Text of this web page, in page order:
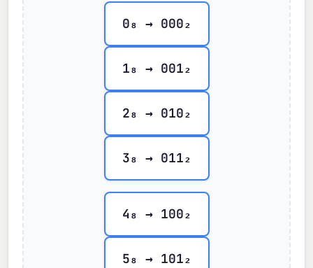
0₈ → 000₂
1₈ → 001₂
2₈ → 010₂
3₈ → 011₂
4₈ → 100₂
5₈ → 101₂